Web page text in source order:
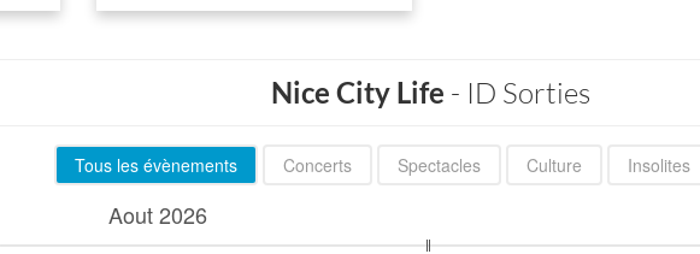
Nice City Life - ID Sorties
Tous les évènements Concerts Spectacles Culture Insolites
Aout2026